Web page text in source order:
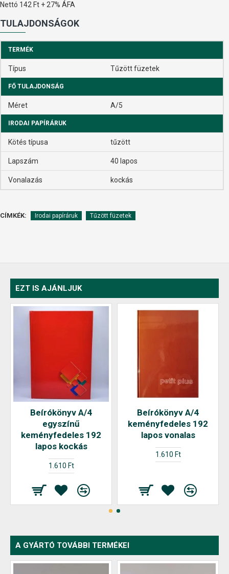
Nettó 142 Ft + 27% ÁFA
TULAJDONSÁGOK
TERMÉK
Típus Tűzött füzetek
FŐ TULAJDONSÁG
Méret A/5
IRODAI PAPÍRÁRUK
Kötés típusa tűzött
Lapszám 40 lapos
Vonalazás kockás
CÍMKÉK: Irodai papíráruk Tűzött füzetek
EZT IS AJÁNLJUK
Beírókönyv A/4
egyszínű
keményfedeles 192
lapos kockás
1.610 Ft
Beírókönyv A/4
keményfedeles 192
lapos vonalas
1.610 Ft
A GYÁRTÓ TOVÁBBI TERMÉKEI